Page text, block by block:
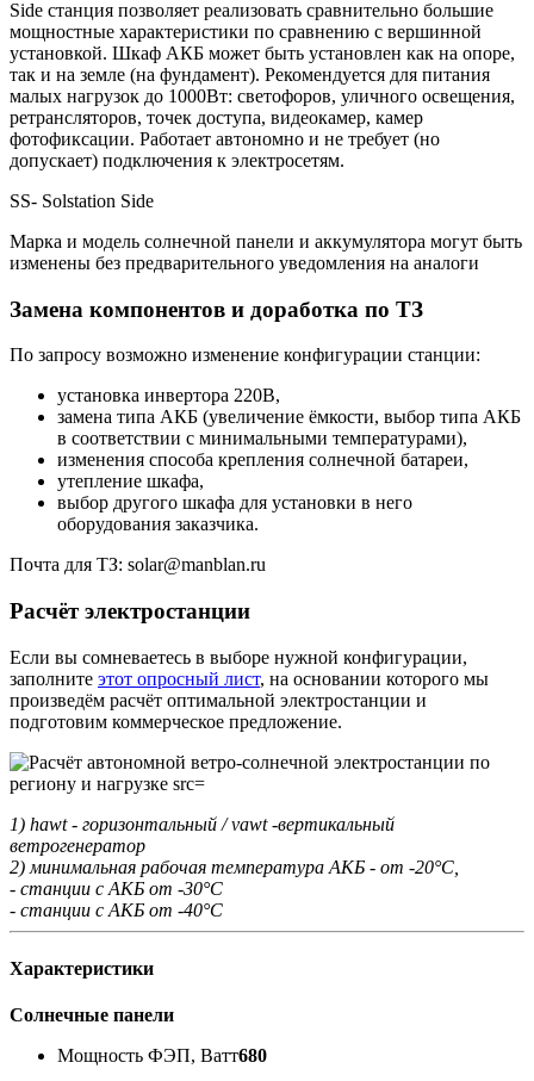
Side станция позволяет реализовать сравнительно большие
мощностные характеристики по сравнению с вершинной
установкой. Шкаф АКБ может быть установлен как на опоре,
так и на земле (на фундамент). Рекомендуется для питания
малых нагрузок до 1000Вт: светофоров, уличного освещения,
ретрансляторов, точек доступа, видеокамер, камер
фотофиксации. Работает автономно и не требует (но
допускает) подключения к электросетям.
SS- Solstation Side
Марка и модель солнечной панели и аккумулятора могут быть
изменены без предварительного уведомления на аналоги
Замена компонентов и доработка по ТЗ
По запросу возможно изменение конфигурации станции:
установка инвертора 220В,
замена типа АКБ (увеличение ёмкости, выбор типа АКБ
в соответствии с минимальными температурами),
изменения способа крепления солнечной батареи,
утепление шкафа,
выбор другого шкафа для установки в него
оборудования заказчика.
Почта для ТЗ: solar@manblan.ru
Расчёт электростанции
Если вы сомневаетесь в выборе нужной конфигурации,
заполните этот опросный лист, на основании которого мы
произведём расчёт оптимальной электростанции и
подготовим коммерческое предложение.
1) hawt - горизонтальный / vawt -вертикальный
ветрогенератор
2) минимальная рабочая температура АКБ - от -20°С,
- станции с АКБ от -30°С
- станции с АКБ от -40°С
Характеристики
Солнечные панели
Мощность ФЭП, Ватт680